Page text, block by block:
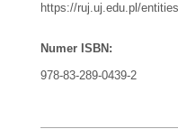
https://ruj.uj.edu.pl/
Numer ISBN:
978-83-289-0439-2